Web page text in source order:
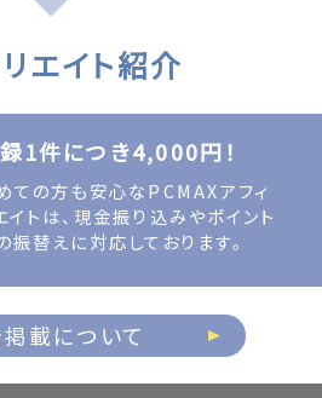
エイト紹介
1件につき4,000円！
ての方も安心なPCMAXアフィ
イトは、現金振り込みやポイント
振替えに対応しております。
載について